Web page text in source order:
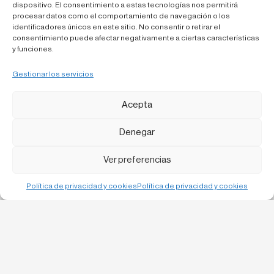
dispositivo. El consentimiento a estas tecnologías nos permitirá
procesar datos como el comportamiento de navegación o los
identificadores únicos en este sitio. No consentir o retirar el
consentimiento puede afectar negativamente a ciertas características
y funciones.
Gestionar los servicios
Acepta
Denegar
Ver preferencias
Política de privacidad y cookiesPolítica de privacidad y cookies
Podéis leer el artículo completo en el siguienteenlace.